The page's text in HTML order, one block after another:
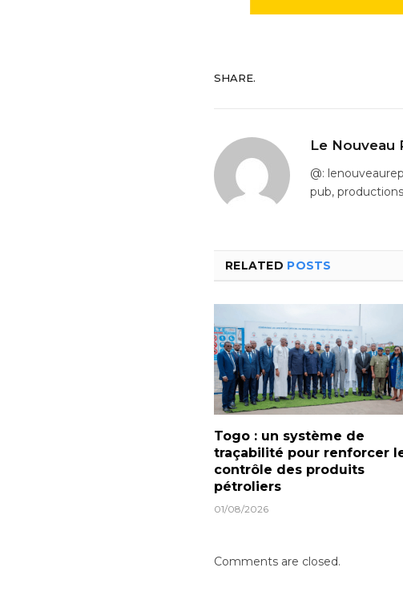
SHARE.
Le Nouveau
@:
pub,
RELATED POSTS
Togo : un système de
traçabilité pour renforcer
contrôle des produits
pétroliers
01/08/2026
Comments are closed.